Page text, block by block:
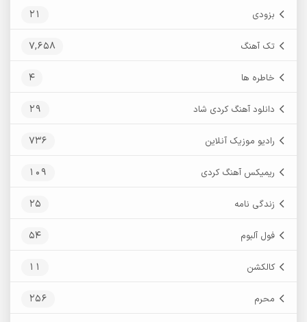
بزودی 21
تک آهنگ 7,658
خاطره ها 4
دانلود آهنگ کردی شاد 29
رادیو موزیک آنلاین 736
ریمیکس آهنگ کردی 109
زندگی نامه 25
فول آلبوم 54
کالکشن 11
محرم 256